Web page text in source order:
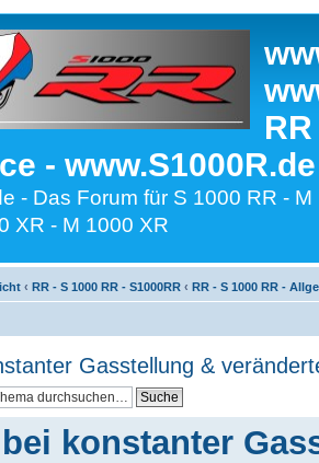
-
- Das Forum für S 1000 RR -
XR - M 1000 XR
‹ RR - S 1000 RR - S1000RR ‹ RR - S 1000 RR -
Gasstellung &
konstanter